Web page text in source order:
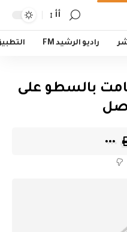
أأ
راديو الرشيد FM
بالسطو على